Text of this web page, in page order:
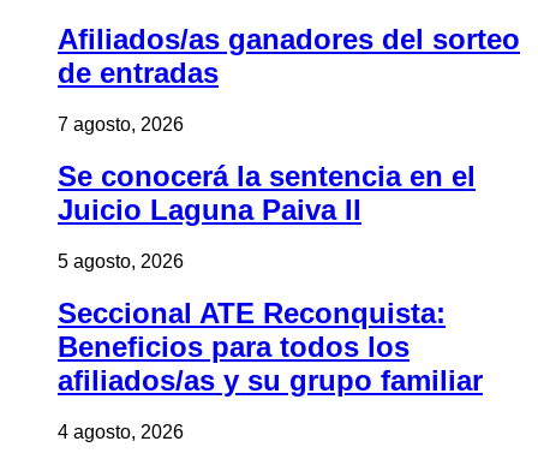
Afiliados/as ganadores del sorteo
de entradas
7 agosto, 2026
Se conocerá la sentencia en el
Juicio Laguna Paiva II
5 agosto, 2026
Seccional ATE Reconquista:
Beneficios para todos los
afiliados/as y su grupo familiar
4 agosto, 2026